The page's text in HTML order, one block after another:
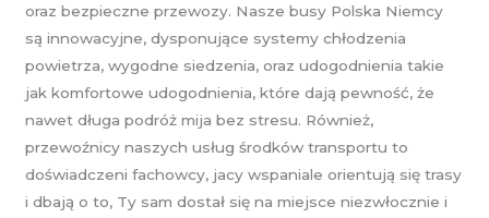
oraz bezpieczne przewozy. Nasze busy Polska Niemcy
są innowacyjne, dysponujące systemy chłodzenia
powietrza, wygodne siedzenia, oraz udogodnienia takie
jak komfortowe udogodnienia, które dają pewność, że
nawet długa podróż mija bez stresu. Również,
przewoźnicy naszych usług środków transportu to
doświadczeni fachowcy, jacy wspaniale orientują się trasy
i dbają o to, Ty sam dostał się na miejsce niezwłocznie i